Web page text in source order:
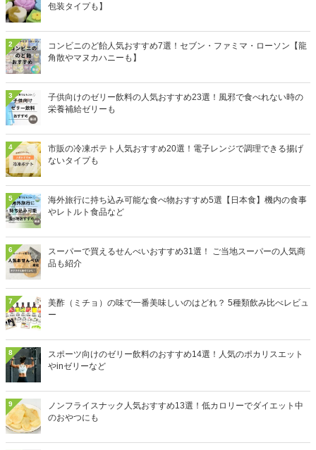
包装タイプも】
2
コンビニのど飴人気おすすめ7選！セブン・ファミマ・ローソン【龍
角散やマヌカハニーも】
3
子供向けのゼリー飲料の人気おすすめ23選！風邪で食べれない時の
栄養補給ゼリーも
4
市販の冷凍ポテト人気おすすめ20選！電子レンジで調理できる揚げ
ないタイプも
5
海外旅行に持ち込み可能な食べ物おすすめ5選【日本食】機内の食事
やレトルト食品など
6
スーパーで買えるせんべいおすすめ31選！ ご当地スーパーの人気商
品も紹介
7
美酢（ミチョ）の味で一番美味しいのはどれ？ 5種類飲み比べレビュ
ー
8
スポーツ向けのゼリー飲料のおすすめ14選！人気のポカリスエット
やinゼリーなど
9
ノンフライスナック人気おすすめ13選！低カロリーでダイエット中
のおやつにも